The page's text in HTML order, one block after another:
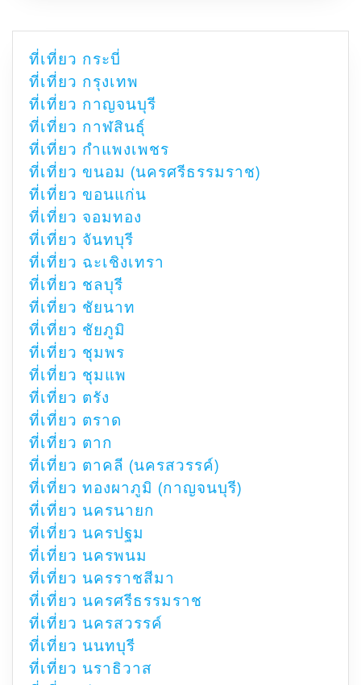
ที่เที่ยว กระบี่
ที่เที่ยว กรุงเทพ
ที่เที่ยว กาญจนบุรี
ที่เที่ยว กาฬสินธุ์
ที่เที่ยว กำแพงเพชร
ที่เที่ยว ขนอม (นครศรีธรรมราช)
ที่เที่ยว ขอนแก่น
ที่เที่ยว จอมทอง
ที่เที่ยว จันทบุรี
ที่เที่ยว ฉะเชิงเทรา
ที่เที่ยว ชลบุรี
ที่เที่ยว ชัยนาท
ที่เที่ยว ชัยภูมิ
ที่เที่ยว ชุมพร
ที่เที่ยว ชุมแพ
ที่เที่ยว ตรัง
ที่เที่ยว ตราด
ที่เที่ยว ตาก
ที่เที่ยว ตาคลี (นครสวรรค์)
ที่เที่ยว ทองผาภูมิ (กาญจนบุรี)
ที่เที่ยว นครนายก
ที่เที่ยว นครปฐม
ที่เที่ยว นครพนม
ที่เที่ยว นครราชสีมา
ที่เที่ยว นครศรีธรรมราช
ที่เที่ยว นครสวรรค์
ที่เที่ยว นนทบุรี
ที่เที่ยว นราธิวาส